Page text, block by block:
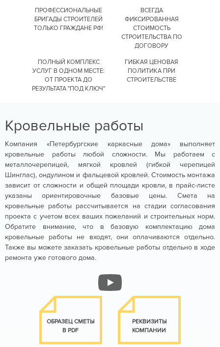
ПРОФЕССИОНАЛЬНЫЕ
БРИГАДЫ СТРОИТЕЛЕЙ
ТОЛЬКО ГРАЖДАНЕ РФ!
ВСЕГДА
ФИКСИРОВАННАЯ
СТОИМОСТЬ
СТРОИТЕЛЬСТВАПО
ДОГОВОРУ
ПОЛНЫЙ КОМПЛЕКС
УСЛУГ В ОДНОМ МЕСТЕ:
ОТ ПРОЕКТАДО
РЕЗУЛЬТАТА "ПОД КЛЮЧ"
ГИБКАЯ ЦЕНОВАЯ
ПОЛИТИКА ПРИ
СТРОИТЕЛЬСТВЕ
Кровельные работы
Компания «Петербургские каркасные дома» выполняет
кровельные работы любой сложности. Мы работаем с
металлочерепицей, мягкой кровлей (гибкой черепицей
Шинглас), ондулином и фальцевой кровлей. Стоимость монтажа
зависит от сложности и общей площади кровли, в прайс-листе
указаны ориентировочные базовые цены. Смета на
кровельные работы рассчитывается на стадии согласования
проекта с учетом всех ваших пожеланий и строительных норм.
Обратите внимание, что в базовую комплектацию дома
кровельные работы не входят, они оплачиваются отдельно.
Также вы можете заказать кровельные работы отдельно в ходе
ремонта уже готового дома.
ОБРАЗЕЦ СМЕТЫ
В PDF
РЕКВИЗИТЫ
КОМПАНИИ